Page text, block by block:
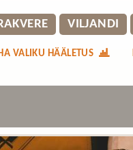
VILJANDI
VALIKU HÄÄLETUS